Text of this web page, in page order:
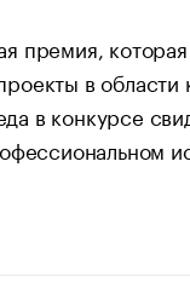
премия,
в области
в конкурсе